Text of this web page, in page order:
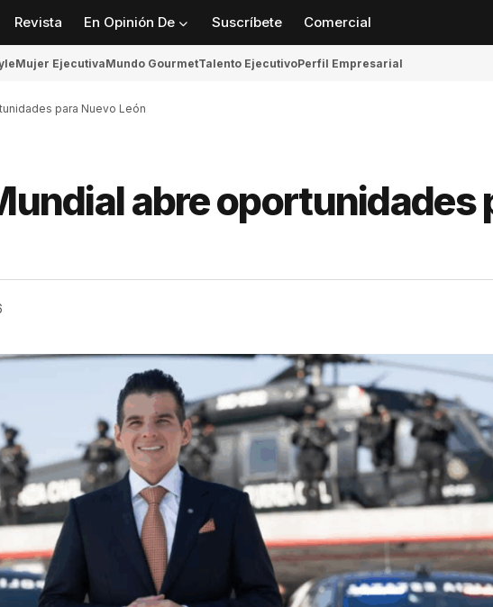
Revista En Opinión De Suscríbete Comercial
Mujer EjecutivaMundo GourmetTalento EjecutivoPerfil Empresarial
para Nuevo León
abre oportunidades